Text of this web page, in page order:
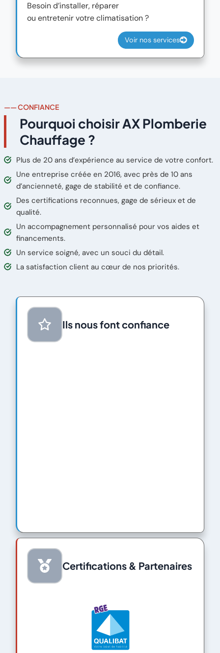
Besoin d’installer, réparer
ou entretenir votre climatisation ?
Voir nos services
—— CONFIANCE
Pourquoi choisir AX Plomberie
Chauffage ?
Plus de 20 ans d’expérience au service de votre confort.
Une entreprise créée en 2016, avec près de 10 ans
d’ancienneté, gage de stabilité et de confiance.
Des certifications reconnues, gage de sérieux et de
qualité.
Un accompagnement personnalisé pour vos aides et
financements.
Un service soigné, avec un souci du détail.
La satisfaction client au cœur de nos priorités.
Ils nous font confiance
Certifications & Partenaires